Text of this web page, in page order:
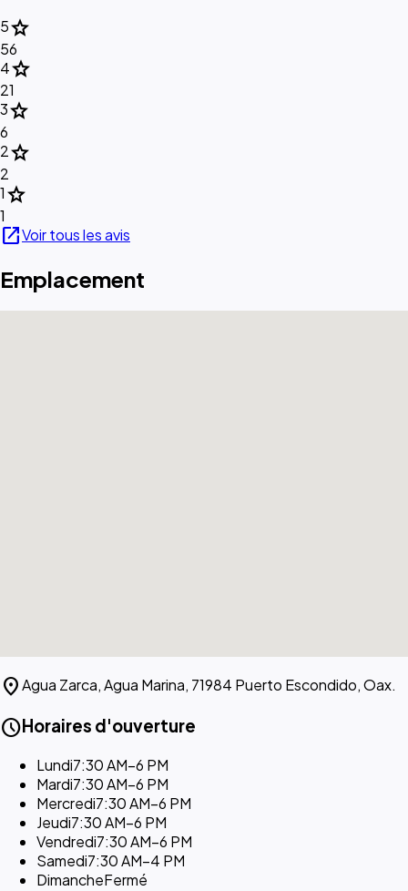
5star
56
4star
21
3star
6
2star
2
1star
1
open_in_newVoir tous les avis
Emplacement
location_onAgua Zarca, Agua Marina, 71984 Puerto Escondido, Oax.
scheduleHoraires d'ouverture
Lundi7:30 AM–6 PM
Mardi7:30 AM–6 PM
Mercredi7:30 AM–6 PM
Jeudi7:30 AM–6 PM
Vendredi7:30 AM–6 PM
Samedi7:30 AM–4 PM
DimancheFermé